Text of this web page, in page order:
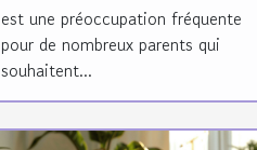
?
est une préoccupation fréquente
pour de nombreux parents qui
souhaitent...